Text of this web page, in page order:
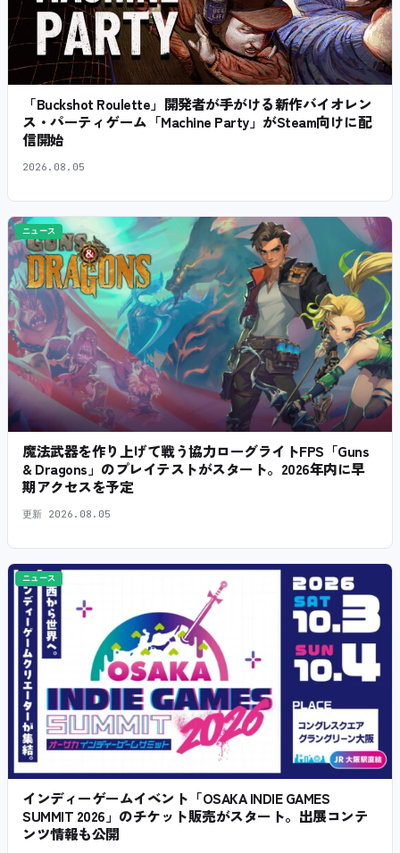
「Buckshot Roulette」開発者が手がける新作バイオレン
ス・パーティゲーム「Machine Party」がSteam向けに配
信開始
2026.08.05
ニュース
魔法武器を作り上げて戦う協力ローグライトFPS「Guns
& Dragons」のプレイテストがスタート。2026年内に早
期アクセスを予定
更新 2026.08.05
ニュース
インディーゲームイベント「OSAKA INDIE GAMES
SUMMIT 2026」のチケット販売がスタート。出展コンテ
ンツ情報も公開